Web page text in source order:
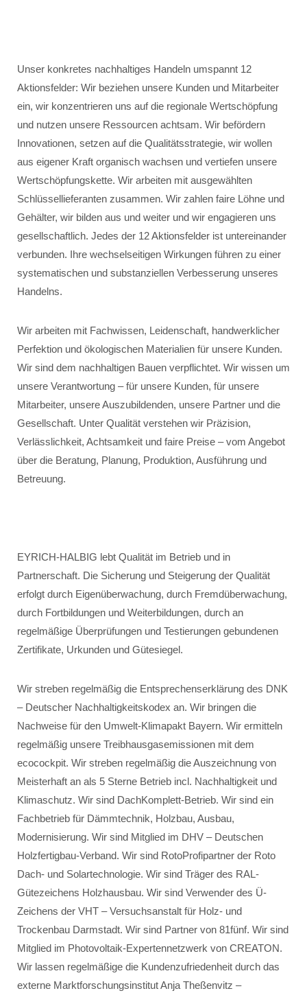
Unser konkretes nachhaltiges Handeln umspannt 12
Aktionsfelder: Wir beziehen unsere Kunden und Mitarbeiter
ein, wir konzentrieren uns auf die regionale Wertschöpfung
und nutzen unsere Ressourcen achtsam. Wir befördern
Innovationen, setzen auf die Qualitätsstrategie, wir wollen
aus eigener Kraft organisch wachsen und vertiefen unsere
Wertschöpfungskette. Wir arbeiten mit ausgewählten
Schlüssellieferanten zusammen. Wir zahlen faire Löhne und
Gehälter, wir bilden aus und weiter und wir engagieren uns
gesellschaftlich. Jedes der 12 Aktionsfelder ist untereinander
verbunden. Ihre wechselseitigen Wirkungen führen zu einer
systematischen und substanziellen Verbesserung unseres
Handelns.
Wir arbeiten mit Fachwissen, Leidenschaft, handwerklicher
Perfektion und ökologischen Materialien für unsere Kunden.
Wir sind dem nachhaltigen Bauen verpflichtet. Wir wissen um
unsere Verantwortung – für unsere Kunden, für unsere
Mitarbeiter, unsere Auszubildenden, unsere Partner und die
Gesellschaft. Unter Qualität verstehen wir Präzision,
Verlässlichkeit, Achtsamkeit und faire Preise – vom Angebot
über die Beratung, Planung, Produktion, Ausführung und
Betreuung.
EYRICH-HALBIG lebt Qualität im Betrieb und in
Partnerschaft. Die Sicherung und Steigerung der Qualität
erfolgt durch Eigenüberwachung, durch Fremdüberwachung,
durch Fortbildungen und Weiterbildungen, durch an
regelmäßige Überprüfungen und Testierungen gebundenen
Zertifikate, Urkunden und Gütesiegel.
Wir streben regelmäßig die Entsprechenserklärung des DNK
– Deutscher Nachhaltigkeitskodex an. Wir bringen die
Nachweise für den Umwelt-Klimapakt Bayern. Wir ermitteln
regelmäßig unsere Treibhausgasemissionen mit dem
ecocockpit. Wir streben regelmäßig die Auszeichnung von
Meisterhaft an als 5 Sterne Betrieb incl. Nachhaltigkeit und
Klimaschutz. Wir sind DachKomplett-Betrieb. Wir sind ein
Fachbetrieb für Dämmtechnik, Holzbau, Ausbau,
Modernisierung. Wir sind Mitglied im DHV – Deutschen
Holzfertigbau-Verband. Wir sind RotoProfipartner der Roto
Dach- und Solartechnologie. Wir sind Träger des RAL-
Gütezeichens Holzhausbau. Wir sind Verwender des Ü-
Zeichens der VHT – Versuchsanstalt für Holz- und
Trockenbau Darmstadt. Wir sind Partner von 81fünf. Wir sind
Mitglied im Photovoltaik-Expertennetzwerk von CREATON.
Wir lassen regelmäßige die Kundenzufriedenheit durch das
externe Marktforschungsinstitut Anja Theßenvitz –